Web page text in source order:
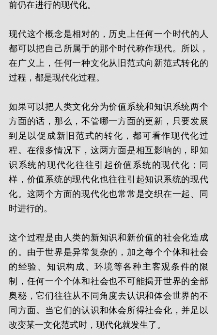
前仍在进行的现代化。
现代这个概念是相对的，历史上任何一个时代的人
都可以把自己所属于的那个时代称作现代。所以，
在广义上，任何一种文化从旧范式向新范式转化的
过程，都是现代化过程。
如果可以把人类文化分为价值系统和知识系统两个
方面的话，那么，不管哪一方面的更新，只要发展
到足以促成新旧范式的转化，都可看作现代化过
程。在很多情况下，这两方面是相互影响的，即知
识系统的现代化往往引起价值系统的现代化；同
样，价值系统的现代化也往往引起知识系统的现代
化。这两个方面的现代化也常常是交织在一起、同
时进行的。
这个过程是由人类的新知识和新价值的社会化造成
的。由于世界是异常复杂的，加之每个个体和社会
的经验、知识构成、环境等各种主客观条件的限
制，任何一个个体和社会也不可能揭开世界的全部
奥秘，它们往往从不同角度去认识和体会世界的不
同方面。当它们的认识和体会所得社会化，并足以
改变某一文化范式时，现代化就发生了。